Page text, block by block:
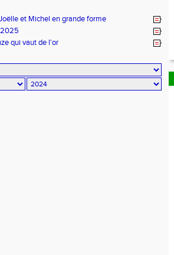
et Michel en grande forme
qui vaut de l'or